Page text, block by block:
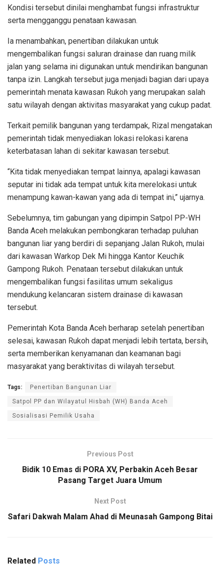
Kondisi tersebut dinilai menghambat fungsi infrastruktur
serta mengganggu penataan kawasan.
Ia menambahkan, penertiban dilakukan untuk
mengembalikan fungsi saluran drainase dan ruang milik
jalan yang selama ini digunakan untuk mendirikan bangunan
tanpa izin. Langkah tersebut juga menjadi bagian dari upaya
pemerintah menata kawasan Rukoh yang merupakan salah
satu wilayah dengan aktivitas masyarakat yang cukup padat.
Terkait pemilik bangunan yang terdampak, Rizal mengatakan
pemerintah tidak menyediakan lokasi relokasi karena
keterbatasan lahan di sekitar kawasan tersebut.
“Kita tidak menyediakan tempat lainnya, apalagi kawasan
seputar ini tidak ada tempat untuk kita merelokasi untuk
menampung kawan-kawan yang ada di tempat ini,” ujarnya.
Sebelumnya, tim gabungan yang dipimpin Satpol PP-WH
Banda Aceh melakukan pembongkaran terhadap puluhan
bangunan liar yang berdiri di sepanjang Jalan Rukoh, mulai
dari kawasan Warkop Dek Mi hingga Kantor Keuchik
Gampong Rukoh. Penataan tersebut dilakukan untuk
mengembalikan fungsi fasilitas umum sekaligus
mendukung kelancaran sistem drainase di kawasan
tersebut.
Pemerintah Kota Banda Aceh berharap setelah penertiban
selesai, kawasan Rukoh dapat menjadi lebih tertata, bersih,
serta memberikan kenyamanan dan keamanan bagi
masyarakat yang beraktivitas di wilayah tersebut.
Tags: Penertiban Bangunan Liar
Satpol PP dan Wilayatul Hisbah (WH) Banda Aceh
Sosialisasi Pemilik Usaha
Previous Post
Bidik 10 Emas di PORA XV, Perbakin Aceh Besar
Pasang Target Juara Umum
Next Post
Safari Dakwah Malam Ahad di Meunasah Gampong Bitai
Related Posts